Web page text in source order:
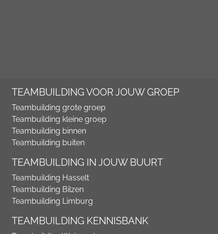
TEAMBUILDING VOOR JOUW GROEP
Teambuilding grote groep
Teambuilding kleine groep
Teambuilding binnen
Teambuilding buiten
TEAMBUILDING IN JOUW BUURT
Teambuilding Hasselt
Teambuilding Bilzen
Teambuilding Limburg
TEAMBUILDING KENNISBANK